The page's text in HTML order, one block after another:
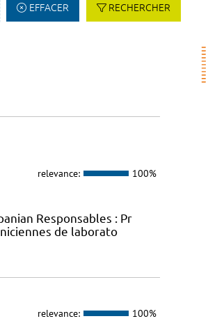
EFFACER RECHERCHER
relevance: 100%
Responsables : Pr
de laborato
relevance: 100%